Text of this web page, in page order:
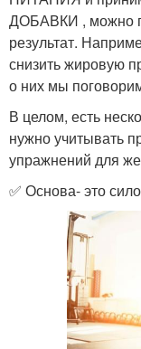
ДОБАВКИ , можно
результат.
снизить жировую
о них мы
В целом, есть
нужно учитывать
упражнений для
✅ Основа- это